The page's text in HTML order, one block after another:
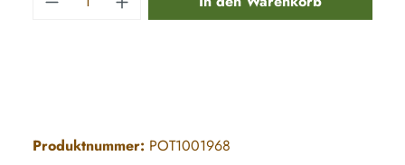
Produktnummer: POT1001968